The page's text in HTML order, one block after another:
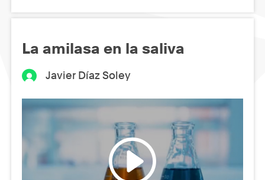
La amilasa en la saliva
Javier Díaz Soley